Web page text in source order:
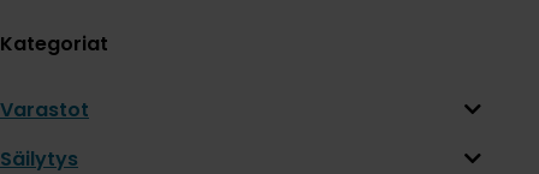
Kategoriat
Varastot
Säilytys